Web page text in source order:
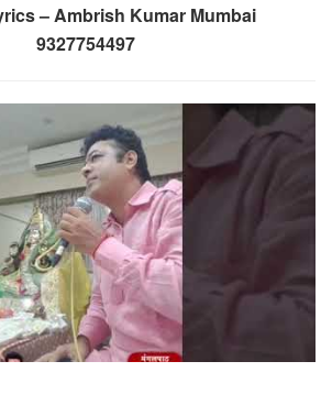
– Ambrish Kumar Mumbai
9327754497